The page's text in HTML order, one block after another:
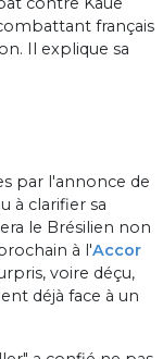
français
Il explique sa
par l'annonce de
à clarifier sa
le Brésilien non
à l'Accor
voire déçu,
déjà face à un